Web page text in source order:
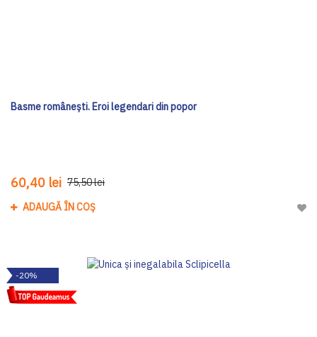
Basme românești. Eroi legendari din popor
60,40 lei 75,50 lei
ADAUGĂ ÎN COȘ
-20%